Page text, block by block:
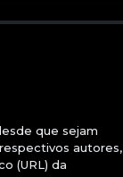
que sejam
autores,
(URL) da